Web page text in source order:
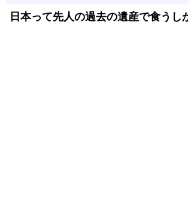
日本って先人の過去の遺産で食うし